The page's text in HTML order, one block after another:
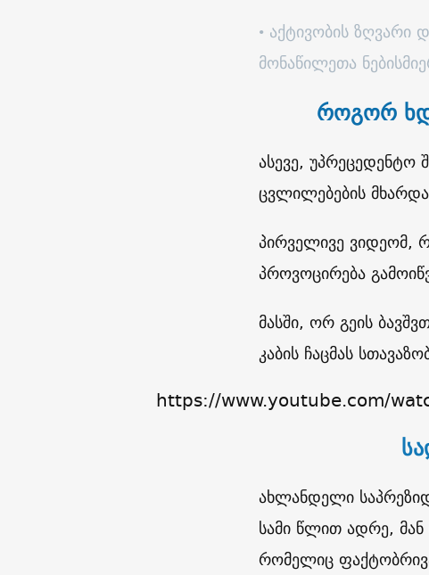
• აქტივობის ზღვარი
მონაწილეთა
როგორ
ასევე, უპრეცედენტო
ცვლილებების
პირველივე ვიდეომ,
პროვოცირება
მასში, ორ გეის
კაბის ჩაცმას
https://www.youtube.com/
ახლანდელი
სამი წლით ადრე,
რომელიც